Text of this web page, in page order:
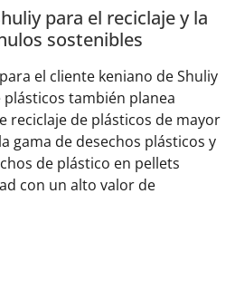
para el reciclaje y la
sostenibles
el cliente keniano de Shuliy
también planea
reciclaje de plásticos de mayor
gama de desechos plásticos y
de plástico en pellets
con un alto valor de